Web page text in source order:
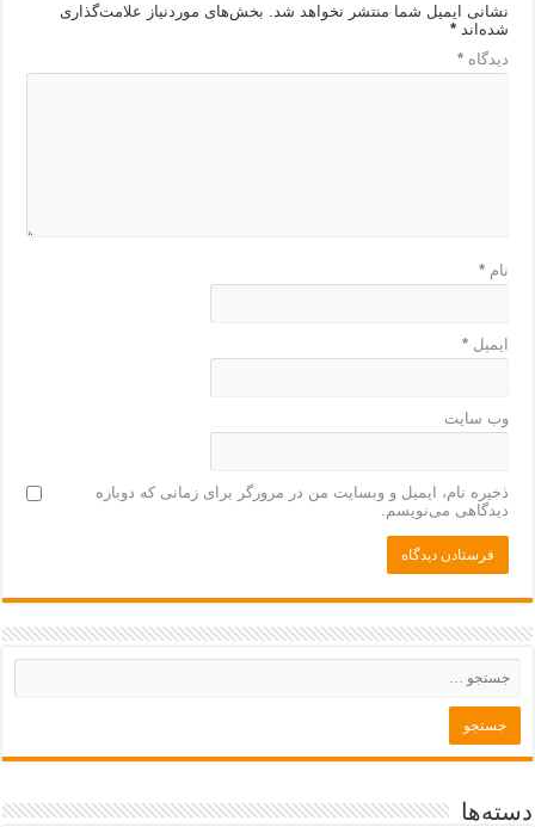
نشانی ایمیل شما منتشر نخواهد شد.
بخش‌های موردنیاز علامت‌گذاری
شده‌اند*
دیدگاه*
نام*
ایمیل*
وب‌ سایت
ذخیره نام، ایمیل و وبسایت من در مرورگر برای زمانی که دوباره
دیدگاهی می‌نویسم.
دسته‌ها